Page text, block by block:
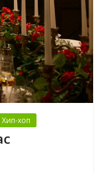
Хип-хоп